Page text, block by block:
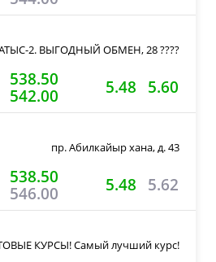
2. ВЫГОДНЫЙ ОБМЕН, 28 ????
538.50
542.00
5.48 5.60
пр. Абилкайыр хана, д. 43
538.50
546.00
5.48 5.62
КУРСЫ! Cамый лучший курс!